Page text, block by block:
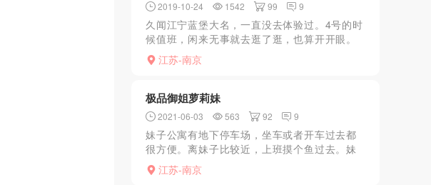
2019-10-24 1542 99 9
久闻江宁蓝堡大名，一直没去体验过。4号的时
候值班，闲来无事就去逛了逛，也算开开眼。
买票进场不表，初玩此类不太放的开，里面漂
亮妹子不少，就是那种街上擦肩而过有回头欲
江苏-南京
极品御姐萝莉妹
2021-06-03 563 92 9
妹子公寓有地下停车场，坐车或者开车过去都
很方便。离妹子比较近，上班摸个鱼过去。妹
子的地方比较好找遥控上楼，安全放心。本人
比较喜欢清纯风格.所以来之前让妹子画个淡妆
江苏-南京